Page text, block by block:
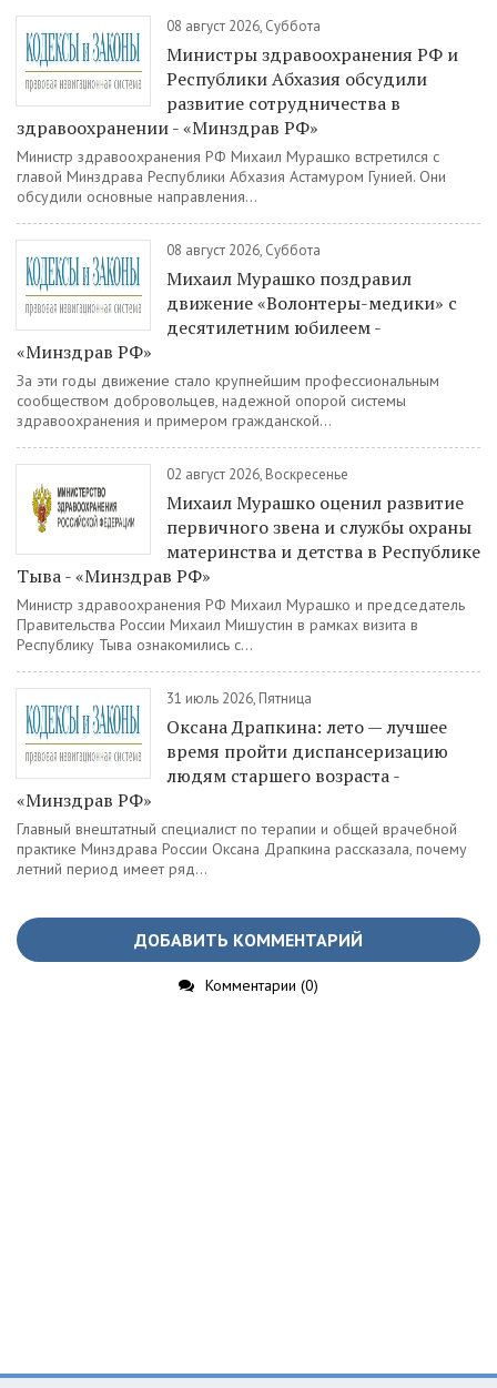
08 август 2026, Суббота
Министры здравоохранения РФ и
Республики Абхазия обсудили
развитие сотрудничества в
здравоохранении - «Минздрав РФ»
Министр здравоохранения РФ Михаил Мурашко встретился с
главой Минздрава Республики Абхазия Астамуром Гунией. Они
обсудили основные направления...
08 август 2026, Суббота
Михаил Мурашко поздравил
движение «Волонтеры-медики» с
десятилетним юбилеем -
«Минздрав РФ»
За эти годы движение стало крупнейшим профессиональным
сообществом добровольцев, надежной опорой системы
здравоохранения и примером гражданской...
02 август 2026, Воскресенье
Михаил Мурашко оценил развитие
первичного звена и службы охраны
материнства и детства в Республике
Тыва - «Минздрав РФ»
Министр здравоохранения РФ Михаил Мурашко и председатель
Правительства России Михаил Мишустин в рамках визита в
Республику Тыва ознакомились с...
31 июль 2026, Пятница
Оксана Драпкина: лето — лучшее
время пройти диспансеризацию
людям старшего возраста -
«Минздрав РФ»
Главный внештатный специалист по терапии и общей врачебной
практике Минздрава России Оксана Драпкина рассказала, почему
летний период имеет ряд...
ДОБАВИТЬ КОММЕНТАРИЙ
Комментарии (0)